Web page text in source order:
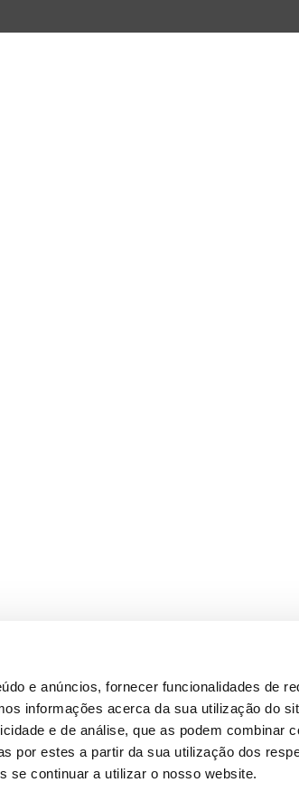
e anúncios, fornecer funcionalidades de
informações acerca da sua utilização do
e de análise, que as podem combinar
por estes a partir da sua utilização dos
se continuar a utilizar o nosso website.